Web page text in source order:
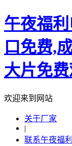
午夜福
口免费,
大片免
欢迎来到网站
关于厂家
|
联系午夜福